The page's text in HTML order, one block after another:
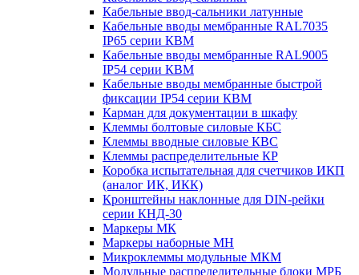
Кабельные ввод-сальники латунные
Кабельные вводы мембранные RAL7035
IP65 серии КВМ
Кабельные вводы мембранные RAL9005
IP54 серии КВМ
Кабельные вводы мембранные быстрой
фиксации IP54 серии КВМ
Карман для документации в шкафу
Клеммы болтовые силовые КБС
Клеммы вводные силовые КВС
Клеммы распределительные КР
Коробка испытательная для счетчиков ИКП
(аналог ИК, ИКК)
Кронштейны наклонные для DIN-рейки
серии КНД-30
Маркеры МК
Маркеры наборные МН
Микроклеммы модульные МКМ
Модульные распределительные блоки МРБ